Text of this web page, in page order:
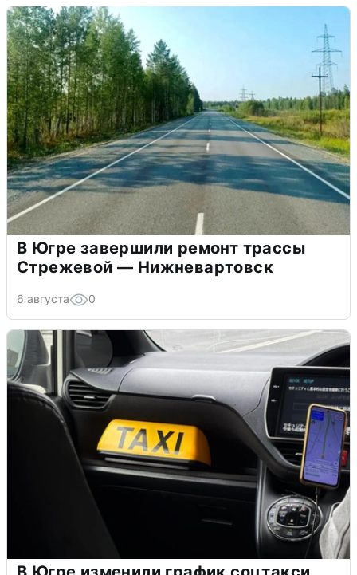
В Югре завершили ремонт трассы
Стрежевой — Нижневартовск
6 августа 0